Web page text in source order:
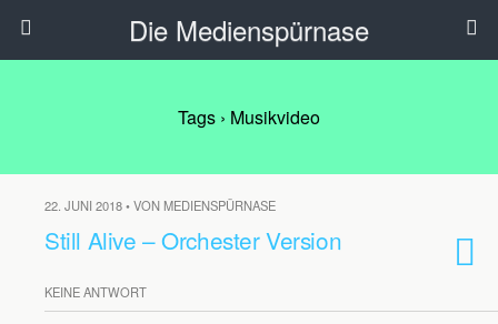
Die Medienspürnase
Tags › Musikvideo
22. JUNI 2018 • VON MEDIENSPÜRNASE
Still Alive – Orchester Version
KEINE ANTWORT